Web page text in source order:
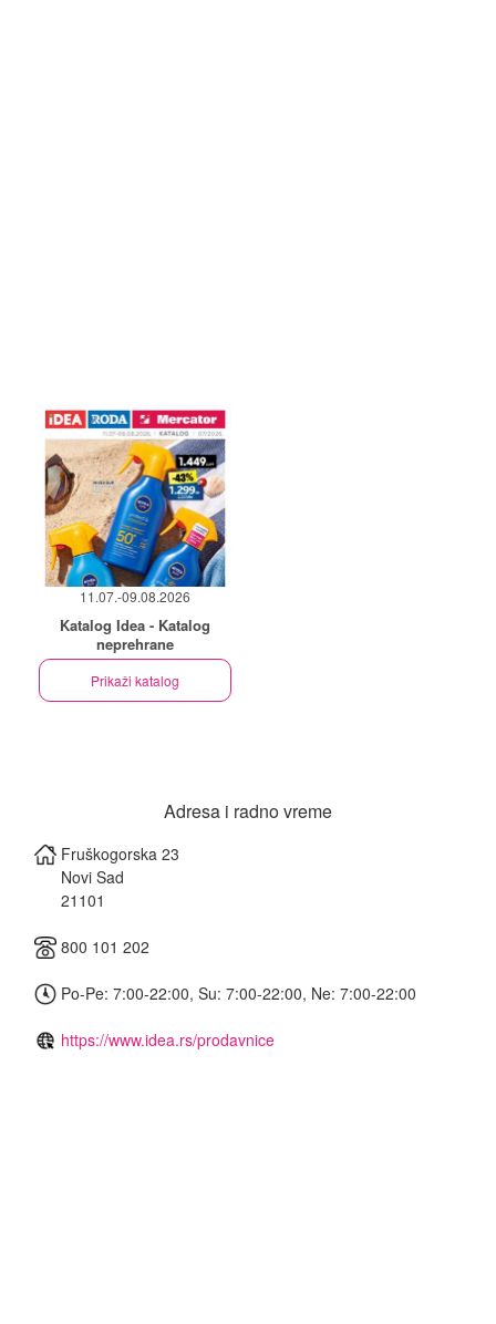
11.07.-09.08.2026
Katalog Idea - Katalog
neprehrane
Prikaži katalog
Adresa i radno vreme
Fruškogorska 23
Novi Sad
21101
800 101 202
Po-Pe: 7:00-22:00, Su: 7:00-22:00, Ne: 7:00-22:00
https://www.idea.rs/prodavnice